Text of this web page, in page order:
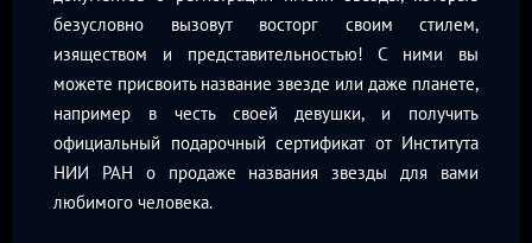
безусловно вызовут восторг своим стилем,
изяществом и представительностью! С ними вы
можете присвоить название звезде или даже планете,
например в честь своей девушки, и получить
официальный подарочный сертификат от Института
НИИ РАН о продаже названия звезды для вами
любимого человека.